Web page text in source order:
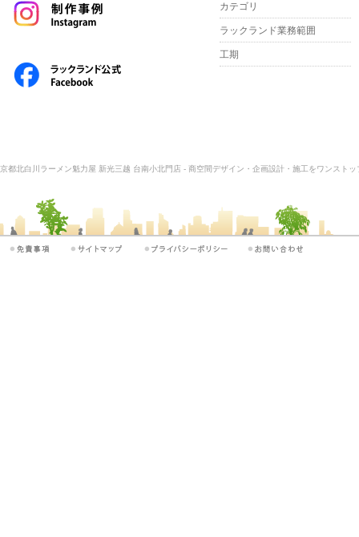
カテゴリ
ラックランド業務範囲
工期
京都北白川ラーメン魁力屋 新光三越 台南小北門店 - 商空間デザイン・企画設計・施工をワンスト